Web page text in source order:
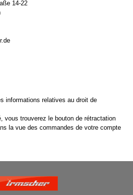
14-22
informations relatives au droit de
vous trouverez le bouton de rétractation
la vue des commandes de votre compte